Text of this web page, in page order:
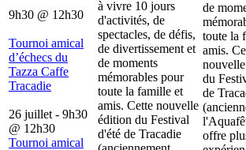
9h30 @ 12h30
Tournoi amical
d’échecs du
Tazza Caffe
Tracadie
26 juillet - 9h30
@ 12h30
Tournoi amical
à vivre 10 jours
d'activités, de
spectacles, de défis,
de divertissement et
de moments
mémorables pour
toute la famille et
amis. Cette nouvelle
édition du Festival
d'été de Tracadie
de
toute la
amis.
du
de
offre